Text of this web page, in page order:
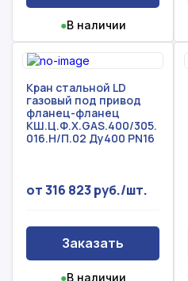
●В наличии
Кран стальной LD
газовый под привод
фланец-фланец
КШ.Ц.Ф.Х.GAS.400/305.
016.Н/П.02 Ду400 PN16
от 316 823 руб./шт.
Заказать
●В наличии